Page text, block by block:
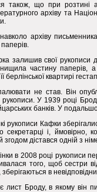
також, що при розтині
архіву та
архіву
залишив свої рукописи
частину паперів,
берлінської квартирі
не став. Він
рукописи. У 1939 році
банків. У
рукописи Кафки
секретарці і, ймовірно,
дістався одній з
в 2008 році рукописи
того, щоб сестри
в
лист Броду, в якому він